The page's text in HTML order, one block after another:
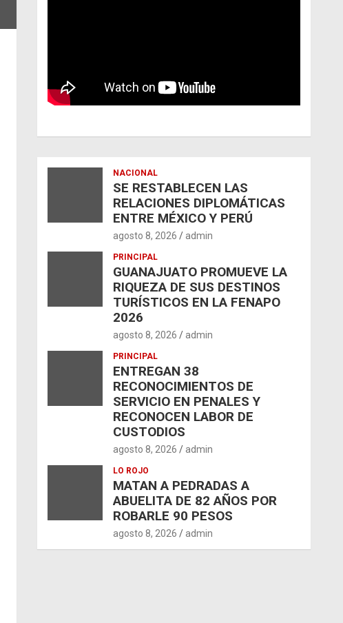
NACIONAL
SE RESTABLECEN LAS
RELACIONES DIPLOMÁTICAS
ENTRE MÉXICO Y PERÚ
agosto 8, 2026 admin
PRINCIPAL
GUANAJUATO PROMUEVE LA
RIQUEZA DE SUS DESTINOS
TURÍSTICOS EN LA FENAPO
2026
agosto 8, 2026 admin
PRINCIPAL
ENTREGAN 38
RECONOCIMIENTOS DE
SERVICIO EN PENALES Y
RECONOCEN LABOR DE
CUSTODIOS
agosto 8, 2026 admin
LO ROJO
MATAN A PEDRADAS A
ABUELITA DE 82 AÑOS POR
ROBARLE 90 PESOS
agosto 8, 2026 admin